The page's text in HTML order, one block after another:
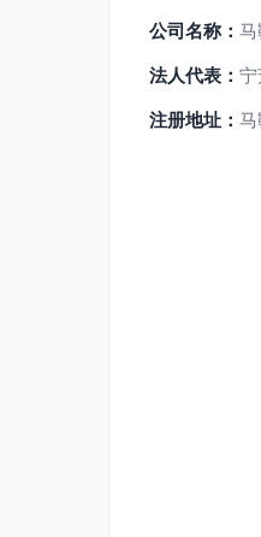
公司名称：
法人代表：
注册地址：